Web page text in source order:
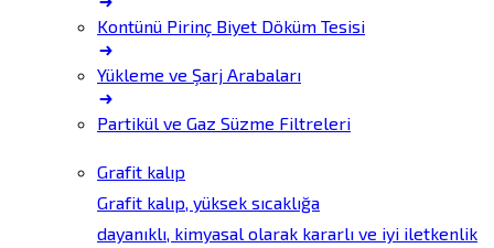
Kontünü Pirinç Biyet Döküm Tesisi
Yükleme ve Şarj Arabaları
Partikül ve Gaz Süzme Filtreleri
Grafit kalıp
Grafit kalıp, yüksek sıcaklığa
dayanıklı, kimyasal olarak kararlı ve iyi iletkenlik